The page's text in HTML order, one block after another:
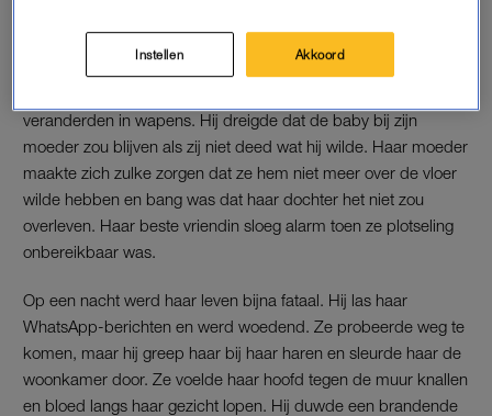
DE RUZIES WERDEN DREIGENDER
Toen de baby werd geboren, werd de situatie alleen maar
veranderden in wapens. Hij dreigde dat de baby bij zijn
moeder zou blijven als zij niet deed wat hij wilde. Haar moeder
maakte zich zulke zorgen dat ze hem niet meer over de vloer
wilde hebben en bang was dat haar dochter het niet zou
overleven. Haar beste vriendin sloeg alarm toen ze plotseling
onbereikbaar was.
Op een nacht werd haar leven bijna fataal. Hij las haar
WhatsApp-berichten en werd woedend. Ze probeerde weg te
komen, maar hij greep haar bij haar haren en sleurde haar de
woonkamer door. Ze voelde haar hoofd tegen de muur knallen
en bloed langs haar gezicht lopen. Hij duwde een brandende
Instellen Akkoord